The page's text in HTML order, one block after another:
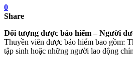
0
Share
Đối tượng được bảo hiểm – Người
Thuyền viên được bảo hiểm bao gồm:
tập sinh hoặc những người lao động